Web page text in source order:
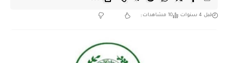
قبل 4 سنوات 10 مشاهدات